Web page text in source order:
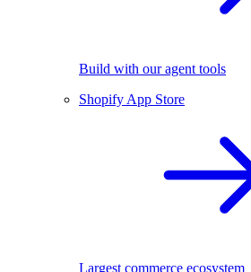
Build with our agent tools
Shopify App Store
Largest commerce ecosystem